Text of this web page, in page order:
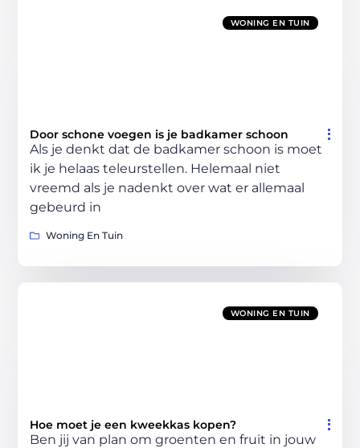
WONING EN TUIN
Door schone voegen is je badkamer schoon
Als je denkt dat de badkamer schoon is moet
ik je helaas teleurstellen. Helemaal niet
vreemd als je nadenkt over wat er allemaal
gebeurd in
Woning En Tuin
WONING EN TUIN
Hoe moet je een kweekkas kopen?
Ben jij van plan om groenten en fruit in jouw